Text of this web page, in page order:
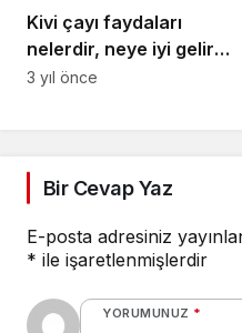
Kivi çayı faydaları
nelerdir, neye iyi gelir?
Kivi çayı nasıl yapılır ve
3 yıl önce
Bir Cevap Yaz
E-posta adresiniz
* ile işaretlenmişlerdir
YORUMUNUZ *